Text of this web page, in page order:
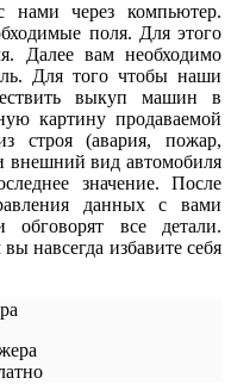
нами через компьютер.
поля. Для этого
Далее вам необходимо
Для того чтобы наши
выкуп машин в
картину продаваемой
строя (авария, пожар,
внешний вид автомобиля
значение. После
данных с вами
все детали.
навсегда избавите себя